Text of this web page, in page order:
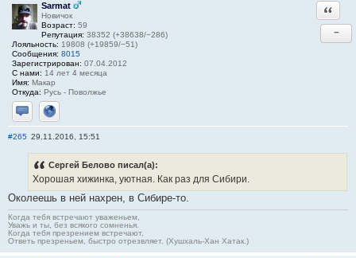
Sarmat
Новичок
Возраст: 59
Репутация: 38352 (+38638/−286)
Лояльность: 19808 (+19859/−51)
Сообщения: 8015
Зарегистрирован: 07.04.2012
С нами: 14 лет 4 месяца
Имя: Макар
Откуда: Русь - Поволжье
Отправить личное сообщение
Сайт
−
#265 29.11.2016, 15:51
Сергей Белово писал(а):
Хорошая хижинка, уютная. Как раз для Сибири.
Околеешь в ней нахрен, в Сибире-то.
Когда тебя встречают уваженьем,
Уважь и ты, без всякого сомненья.
Когда тебя презрением встречают,
Ответь презреньем, быстро отрезвляет. (Хушхаль-Хан Хатак.)